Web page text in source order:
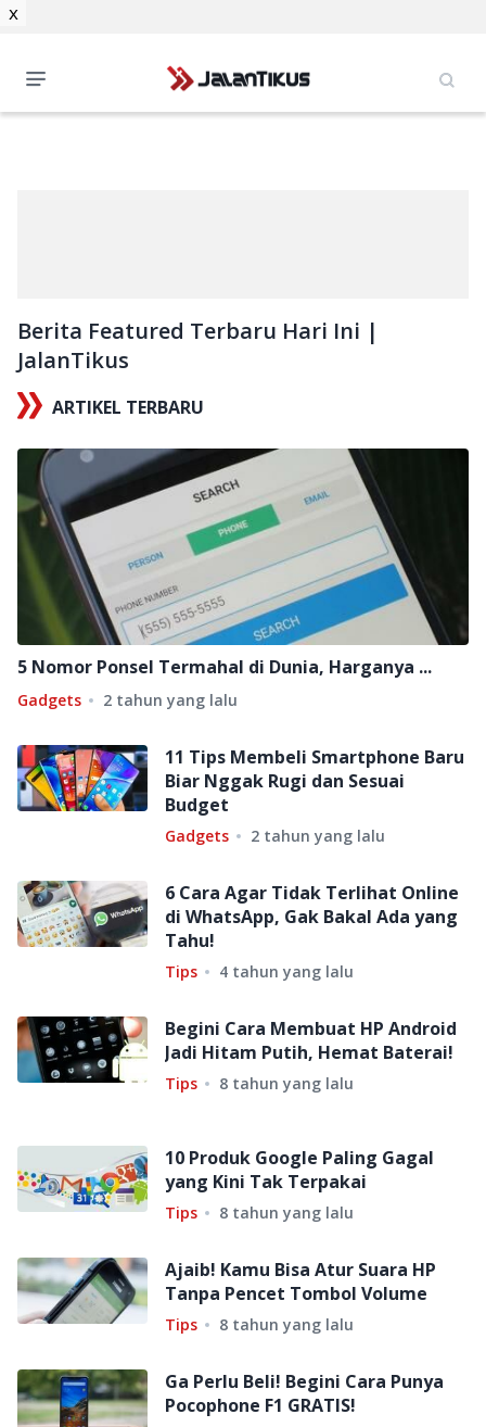
Berita Featured Terbaru Hari Ini |
JalanTikus
ARTIKEL TERBARU
5 Nomor Ponsel Termahal di Dunia, Harganya ...
Gadgets 2 tahun yang lalu
11 Tips Membeli Smartphone Baru
Biar Nggak Rugi dan Sesuai
Budget
Gadgets 2 tahun yang lalu
6 Cara Agar Tidak Terlihat Online
di WhatsApp, Gak Bakal Ada yang
Tahu!
Tips 4 tahun yang lalu
Begini Cara Membuat HP Android
Jadi Hitam Putih, Hemat Baterai!
Tips 8 tahun yang lalu
10 Produk Google Paling Gagal
yang Kini Tak Terpakai
Tips 8 tahun yang lalu
Ajaib! Kamu Bisa Atur Suara HP
Tanpa Pencet Tombol Volume
Tips 8 tahun yang lalu
Ga Perlu Beli! Begini Cara Punya
Pocophone F1 GRATIS!
x